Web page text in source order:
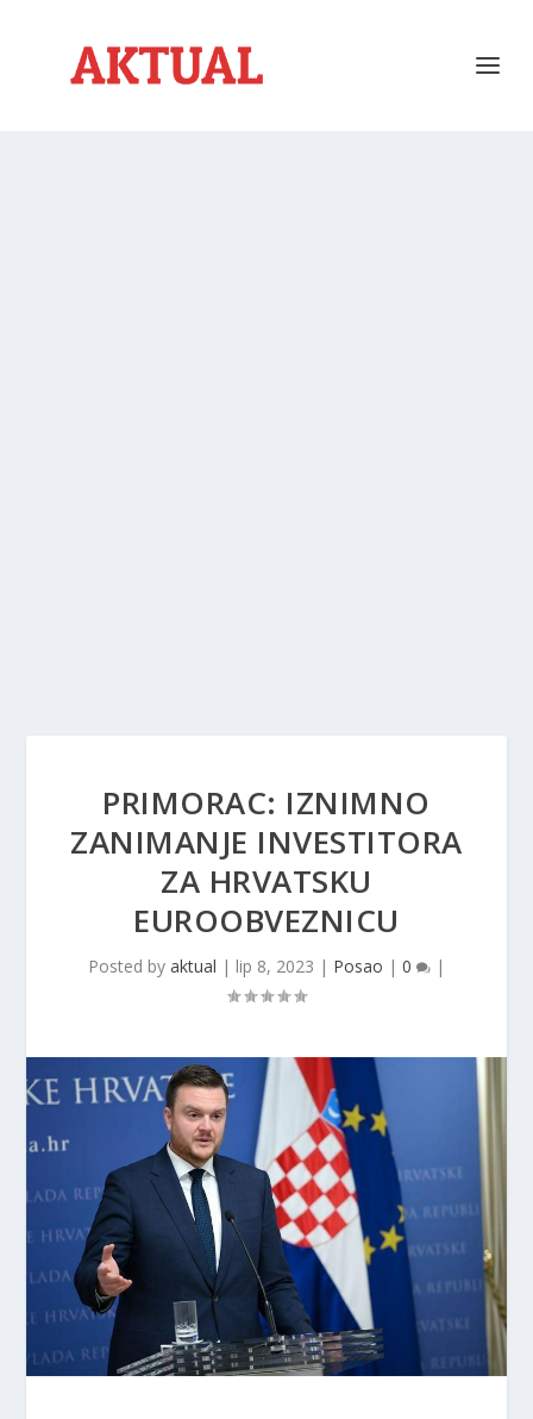
PRIMORAC: IZNIMNO
ZANIMANJE INVESTITORA
ZA HRVATSKU
EUROOBVEZNICU
Posted by aktual | lip 8, 2023 | Posao | 0 |